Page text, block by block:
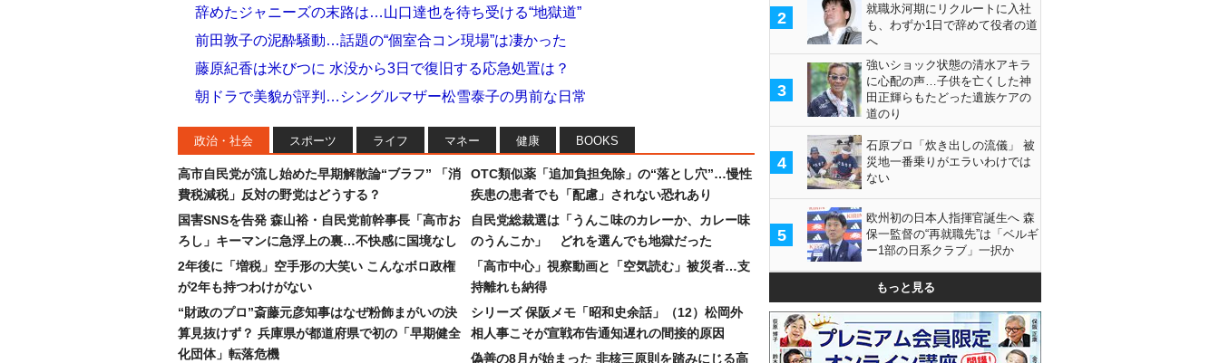
辞めたジャニーズの末路は…山口達也を待ち受ける“地獄道”
前田敦子の泥酔騒動…話題の“個室合コン現場”は凄かった
藤原紀香は米びつに 水没から3日で復旧する応急処置は？
朝ドラで美貌が評判…シングルマザー松雪泰子の男前な日常
政治・社会 スポーツ ライフ マネー 健康 BOOKS
高市自民党が流し始めた早期解散論“ブラフ” 「消
費税減税」反対の野党はどうする？
国害SNSを告発 森山裕・自民党前幹事長「高市お
ろし」キーマンに急浮上の裏…不快感に国境なし
2年後に「増税」空手形の大笑い こんなボロ政権
が2年も持つわけがない
“財政のプロ”斎藤元彦知事はなぜ粉飾まがいの決
算見抜けず？ 兵庫県が都道府県で初の「早期健全
化団体」転落危機
OTC類似薬「追加負担免除」の“落とし穴”…慢性
疾患の患者でも「配慮」されない恐れあり
自民党総裁選は「うんこ味のカレーか、カレー味
のうんこか」 どれを選んでも地獄だった
「高市中心」視察動画と「空気読む」被災者…支
持離れも納得
シリーズ 保阪メモ「昭和史余話」（12）松岡外
相人事こそが宣戦布告通知遅れの間接的原因
偽善の8月が始まった 非核三原則を踏みにじる高
2
就職氷河期にリクルートに入社
も、わずか1日で辞めて役者の道
へ
3
強いショック状態の清水アキラ
に心配の声…子供を亡くした神
田正輝らもたどった遺族ケアの
道のり
4
石原プロ「炊き出しの流儀」 被
災地一番乗りがエラいわけでは
ない
5
欧州初の日本人指揮官誕生へ 森
保一監督の“再就職先”は「ベルギ
ー1部の日系クラブ」一択か
もっと見る